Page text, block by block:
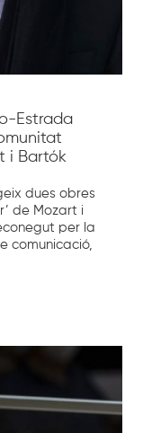
Estrada
i Bartók
dues obres
de Mozart i
per la
comunicació,